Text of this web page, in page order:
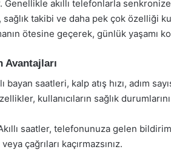
akıllı telefonlarla
sağlık takibi ve daha pek çok özelliği
ötesine geçerek, günlük yaşamı
Avantajları
saatleri, kalp atış hızı, adım
kullanıcıların sağlık
saatler, telefonunuza gelen
çağrıları kaçırmazsınız.